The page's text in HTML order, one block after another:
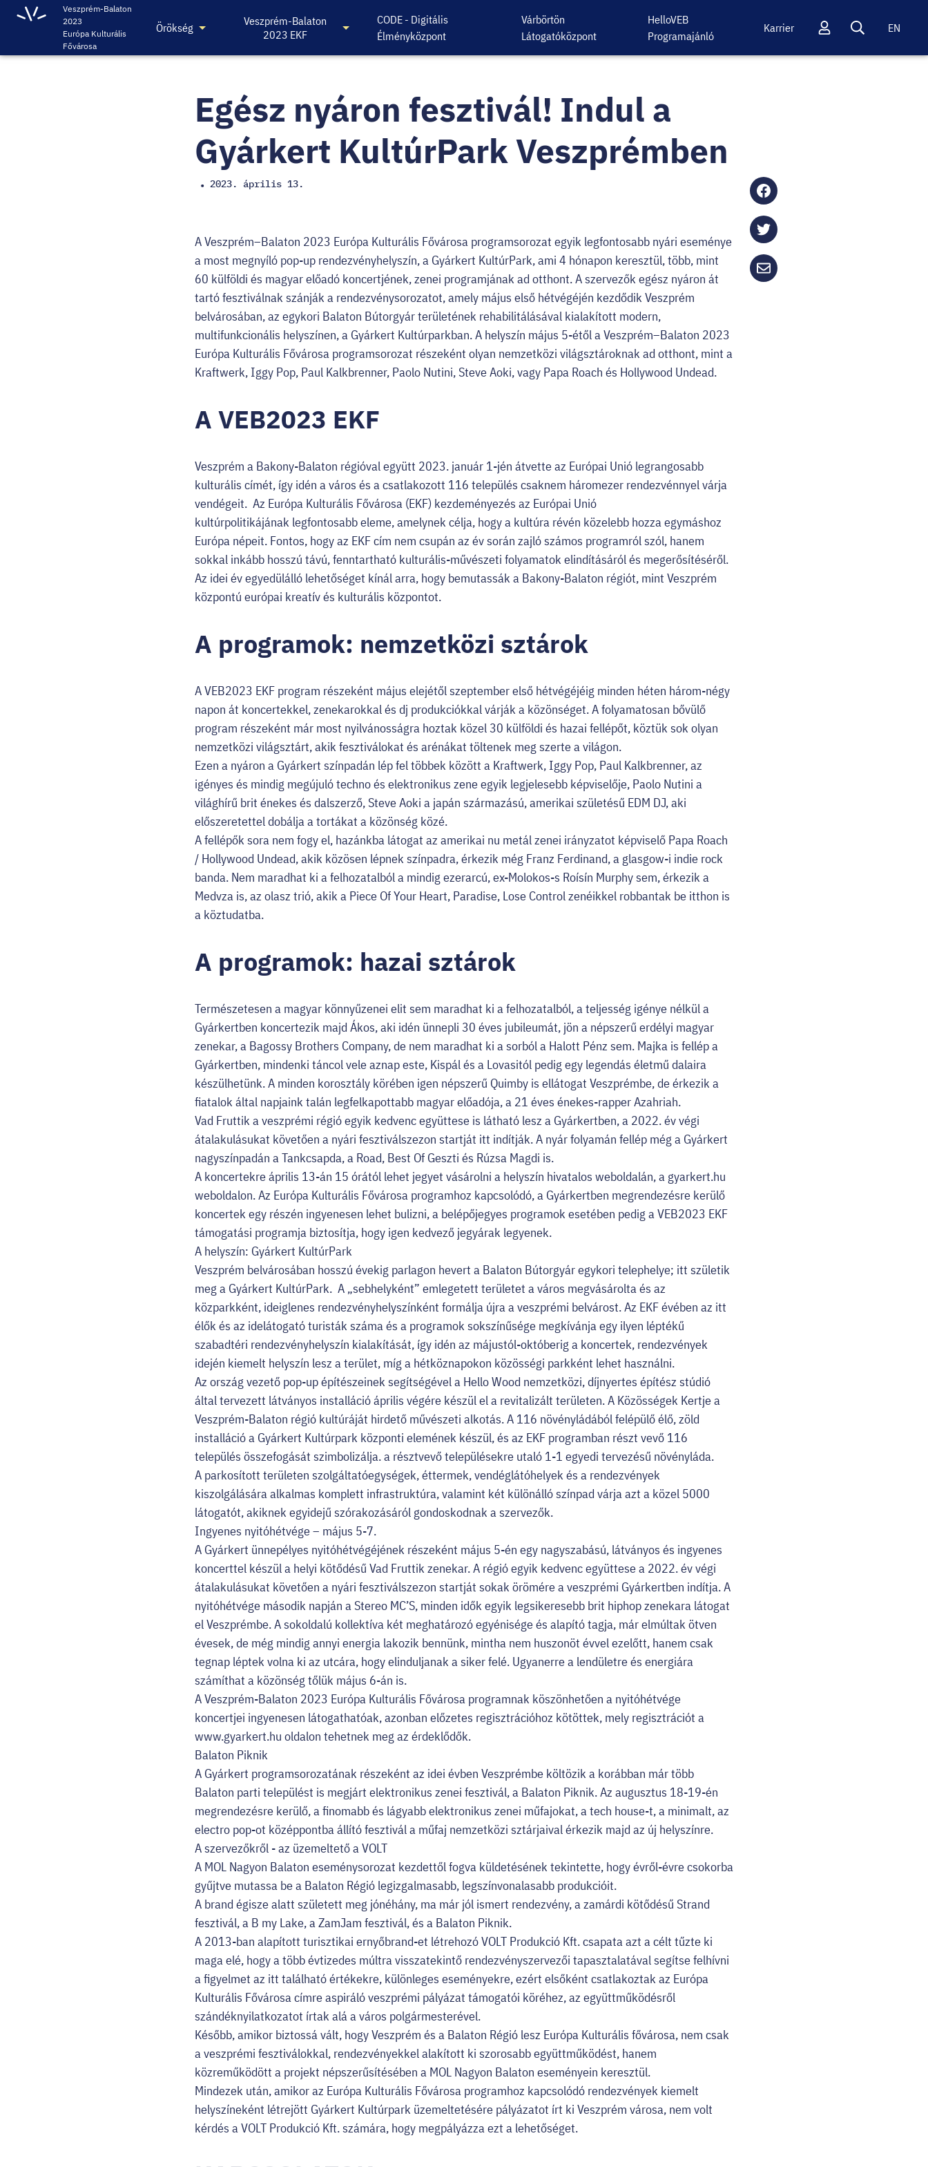
Veszprém-Balaton
2023
Európa Kulturális
Fővárosa
Örökség
Veszprém-Balaton
2023 EKF
CODE - Digitális
Élményközpont
Várbörtön
Látogatóközpont
HelloVEB
Programajánló
Karrier
EN
Egész nyáron fesztivál! Indul a
Gyárkert KultúrPark Veszprémben
• 2023. április 13.
A Veszprém–Balaton 2023 Európa Kulturális Fővárosa programsorozat egyik legfontosabb nyári eseménye
a most megnyíló pop-up rendezvényhelyszín, a Gyárkert KultúrPark, ami 4 hónapon keresztül, több, mint
60 külföldi és magyar előadó koncertjének, zenei programjának ad otthont. A szervezők egész nyáron át
tartó fesztiválnak szánják a rendezvénysorozatot, amely május első hétvégéjén kezdődik Veszprém
belvárosában, az egykori Balaton Bútorgyár területének rehabilitálásával kialakított modern,
multifunkcionális helyszínen, a Gyárkert Kultúrparkban. A helyszín május 5-étől a Veszprém–Balaton 2023
Európa Kulturális Fővárosa programsorozat részeként olyan nemzetközi világsztároknak ad otthont, mint a
Kraftwerk, Iggy Pop, Paul Kalkbrenner, Paolo Nutini, Steve Aoki, vagy Papa Roach és Hollywood Undead.
A VEB2023 EKF
Veszprém a Bakony-Balaton régióval együtt 2023. január 1-jén átvette az Európai Unió legrangosabb
kulturális címét, így idén a város és a csatlakozott 116 település csaknem háromezer rendezvénnyel várja
vendégeit. Az Európa Kulturális Fővárosa (EKF) kezdeményezés az Európai Unió
kultúrpolitikájának legfontosabb eleme, amelynek célja, hogy a kultúra révén közelebb hozza egymáshoz
Európa népeit. Fontos, hogy az EKF cím nem csupán az év során zajló számos programról szól, hanem
sokkal inkább hosszú távú, fenntartható kulturális-művészeti folyamatok elindításáról és megerősítéséről.
Az idei év egyedülálló lehetőséget kínál arra, hogy bemutassák a Bakony-Balaton régiót, mint Veszprém
központú európai kreatív és kulturális központot.
A programok: nemzetközi sztárok
A VEB2023 EKF program részeként május elejétől szeptember első hétvégéjéig minden héten három-négy
napon át koncertekkel, zenekarokkal és dj produkciókkal várják a közönséget. A folyamatosan bővülő
program részeként már most nyilvánosságra hoztak közel 30 külföldi és hazai fellépőt, köztük sok olyan
nemzetközi világsztárt, akik fesztiválokat és arénákat töltenek meg szerte a világon.
Ezen a nyáron a Gyárkert színpadán lép fel többek között a Kraftwerk, Iggy Pop, Paul Kalkbrenner, az
igényes és mindig megújuló techno és elektronikus zene egyik legjelesebb képviselője, Paolo Nutini a
világhírű brit énekes és dalszerző, Steve Aoki a japán származású, amerikai születésű EDM DJ, aki
előszeretettel dobálja a tortákat a közönség közé.
A fellépők sora nem fogy el, hazánkba látogat az amerikai nu metál zenei irányzatot képviselő Papa Roach
/ Hollywood Undead, akik közösen lépnek színpadra, érkezik még Franz Ferdinand, a glasgow-i indie rock
banda. Nem maradhat ki a felhozatalból a mindig ezerarcú, ex-Molokos-s Roísín Murphy sem, érkezik a
Medvza is, az olasz trió, akik a Piece Of Your Heart, Paradise, Lose Control zenéikkel robbantak be itthon is
a köztudatba.
A programok: hazai sztárok
Természetesen a magyar könnyűzenei elit sem maradhat ki a felhozatalból, a teljesség igénye nélkül a
Gyárkertben koncertezik majd Ákos, aki idén ünnepli 30 éves jubileumát, jön a népszerű erdélyi magyar
zenekar, a Bagossy Brothers Company, de nem maradhat ki a sorból a Halott Pénz sem. Majka is fellép a
Gyárkertben, mindenki táncol vele aznap este, Kispál és a Lovasitól pedig egy legendás életmű dalaira
készülhetünk. A minden korosztály körében igen népszerű Quimby is ellátogat Veszprémbe, de érkezik a
fiatalok által napjaink talán legfelkapottabb magyar előadója, a 21 éves énekes-rapper Azahriah.
Vad Fruttik a veszprémi régió egyik kedvenc együttese is látható lesz a Gyárkertben, a 2022. év végi
átalakulásukat követően a nyári fesztiválszezon startját itt indítják. A nyár folyamán fellép még a Gyárkert
nagyszínpadán a Tankcsapda, a Road, Best Of Geszti és Rúzsa Magdi is.
A koncertekre április 13-án 15 órától lehet jegyet vásárolni a helyszín hivatalos weboldalán, a gyarkert.hu
weboldalon. Az Európa Kulturális Fővárosa programhoz kapcsolódó, a Gyárkertben megrendezésre kerülő
koncertek egy részén ingyenesen lehet bulizni, a belépőjegyes programok esetében pedig a VEB2023 EKF
támogatási programja biztosítja, hogy igen kedvező jegyárak legyenek.
A helyszín: Gyárkert KultúrPark
Veszprém belvárosában hosszú évekig parlagon hevert a Balaton Bútorgyár egykori telephelye; itt születik
meg a Gyárkert KultúrPark. A „sebhelyként” emlegetett területet a város megvásárolta és az
közparkként, ideiglenes rendezvényhelyszínként formálja újra a veszprémi belvárost. Az EKF évében az itt
élők és az idelátogató turisták száma és a programok sokszínűsége megkívánja egy ilyen léptékű
szabadtéri rendezvényhelyszín kialakítását, így idén az májustól-októberig a koncertek, rendezvények
idején kiemelt helyszín lesz a terület, míg a hétköznapokon közösségi parkként lehet használni.
Az ország vezető pop-up építészeinek segítségével a Hello Wood nemzetközi, díjnyertes építész stúdió
által tervezett látványos installáció április végére készül el a revitalizált területen. A Közösségek Kertje a
Veszprém-Balaton régió kultúráját hirdető művészeti alkotás. A 116 növényládából felépülő élő, zöld
installáció a Gyárkert Kultúrpark központi elemének készül, és az EKF programban részt vevő 116
település összefogását szimbolizálja. a résztvevő településekre utaló 1-1 egyedi tervezésű növényláda.
A parkosított területen szolgáltatóegységek, éttermek, vendéglátóhelyek és a rendezvények
kiszolgálására alkalmas komplett infrastruktúra, valamint két különálló színpad várja azt a közel 5000
látogatót, akiknek egyidejű szórakozásáról gondoskodnak a szervezők.
Ingyenes nyitóhétvége – május 5-7.
A Gyárkert ünnepélyes nyitóhétvégéjének részeként május 5-én egy nagyszabású, látványos és ingyenes
koncerttel készül a helyi kötődésű Vad Fruttik zenekar. A régió egyik kedvenc együttese a 2022. év végi
átalakulásukat követően a nyári fesztiválszezon startját sokak örömére a veszprémi Gyárkertben indítja. A
nyitóhétvége második napján a Stereo MC’S, minden idők egyik legsikeresebb brit hiphop zenekara látogat
el Veszprémbe. A sokoldalú kollektíva két meghatározó egyénisége és alapító tagja, már elmúltak ötven
évesek, de még mindig annyi energia lakozik bennünk, mintha nem huszonöt évvel ezelőtt, hanem csak
tegnap léptek volna ki az utcára, hogy elinduljanak a siker felé. Ugyanerre a lendületre és energiára
számíthat a közönség tőlük május 6-án is.
A Veszprém-Balaton 2023 Európa Kulturális Fővárosa programnak köszönhetően a nyitóhétvége
koncertjei ingyenesen látogathatóak, azonban előzetes regisztrációhoz kötöttek, mely regisztrációt a
www.gyarkert.hu oldalon tehetnek meg az érdeklődők.
Balaton Piknik
A Gyárkert programsorozatának részeként az idei évben Veszprémbe költözik a korábban már több
Balaton parti települést is megjárt elektronikus zenei fesztivál, a Balaton Piknik. Az augusztus 18-19-én
megrendezésre kerülő, a finomabb és lágyabb elektronikus zenei műfajokat, a tech house-t, a minimalt, az
electro pop-ot középpontba állító fesztivál a műfaj nemzetközi sztárjaival érkezik majd az új helyszínre.
A szervezőkről - az üzemeltető a VOLT
A MOL Nagyon Balaton eseménysorozat kezdettől fogva küldetésének tekintette, hogy évről-évre csokorba
gyűjtve mutassa be a Balaton Régió legizgalmasabb, legszínvonalasabb produkcióit.
A brand égisze alatt született meg jónéhány, ma már jól ismert rendezvény, a zamárdi kötődésű Strand
fesztivál, a B my Lake, a ZamJam fesztivál, és a Balaton Piknik.
A 2013-ban alapított turisztikai ernyőbrand-et létrehozó VOLT Produkció Kft. csapata azt a célt tűzte ki
maga elé, hogy a több évtizedes múltra visszatekintő rendezvényszervezői tapasztalatával segítse felhívni
a figyelmet az itt található értékekre, különleges eseményekre, ezért elsőként csatlakoztak az Európa
Kulturális Fővárosa címre aspiráló veszprémi pályázat támogatói köréhez, az együttműködésről
szándéknyilatkozatot írtak alá a város polgármesterével.
Később, amikor biztossá vált, hogy Veszprém és a Balaton Régió lesz Európa Kulturális fővárosa, nem csak
a veszprémi fesztiválokkal, rendezvényekkel alakított ki szorosabb együttműködést, hanem
közreműködött a projekt népszerűsítésében a MOL Nagyon Balaton eseményein keresztül.
Mindezek után, amikor az Európa Kulturális Fővárosa programhoz kapcsolódó rendezvények kiemelt
helyszíneként létrejött Gyárkert Kultúrpark üzemeltetésére pályázatot írt ki Veszprém városa, nem volt
kérdés a VOLT Produkció Kft. számára, hogy megpályázza ezt a lehetőséget.
Megosztás
Facebookon
Megosztás
twitteren